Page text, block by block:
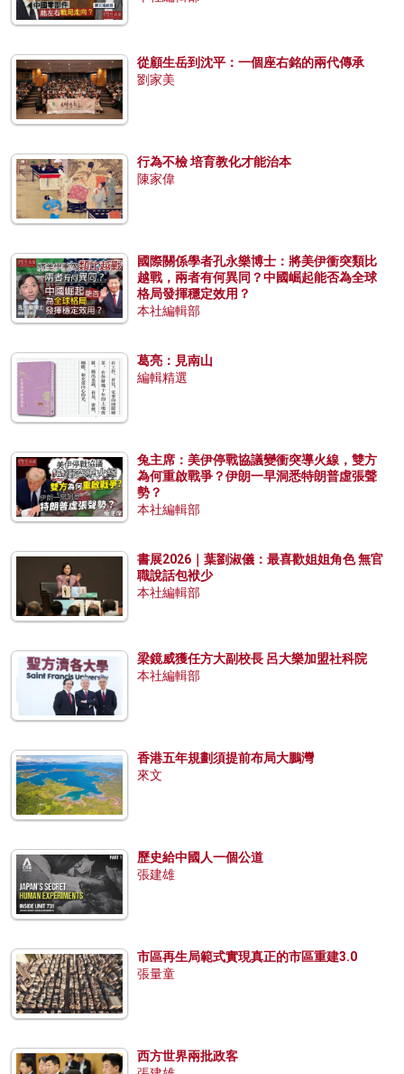
從顧生岳到沈平：一個座右銘的兩代傳承
劉家美
行為不檢 培育教化才能治本
陳家偉
國際關係學者孔永樂博士：將美伊衝突類比
越戰，兩者有何異同？中國崛起能否為全球
格局發揮穩定效用？
本社編輯部
葛亮：見南山
編輯精選
兔主席：美伊停戰協議變衝突導火線，雙方
為何重啟戰爭？伊朗一早洞悉特朗普虛張聲
勢？
本社編輯部
書展2026｜葉劉淑儀：最喜歡姐姐角色 無官
職說話包袱少
本社編輯部
梁鏡威獲任方大副校長 呂大樂加盟社科院
本社編輯部
香港五年規劃須提前布局大鵬灣
來文
歷史給中國人一個公道
張建雄
市區再生局範式實現真正的市區重建3.0
張量童
西方世界兩批政客